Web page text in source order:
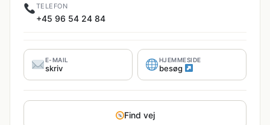
TELEFON
+45 96 54 24 84
E-MAIL
skriv
HJEMMESIDE
besøg
Find vej